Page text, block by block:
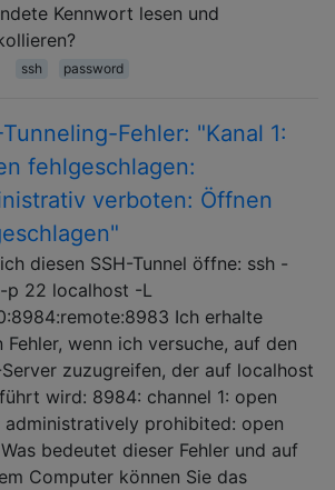
Kennwort lesen und
ssh password
Fehler: "Kanal 1:
fehlgeschlagen:
verboten: Öffnen
diesen SSH-Tunnel öffne: ssh -
p 22 localhost -L
Ich erhalte
Fehler, wenn ich versuche, auf den
Server zuzugreifen, der auf localhost
wird: 8984: channel 1: open
administratively prohibited: open
bedeutet dieser Fehler und auf
​​Computer können Sie das